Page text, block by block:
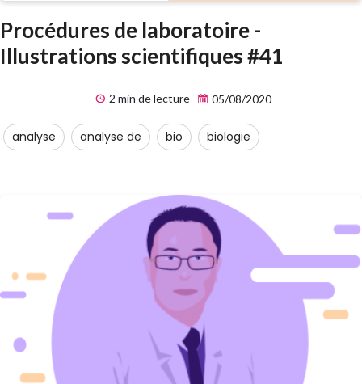
Procédures de laboratoire -
Illustrations scientifiques #41
2 min de lecture 05/08/2020
analyse analyse de bio biologie